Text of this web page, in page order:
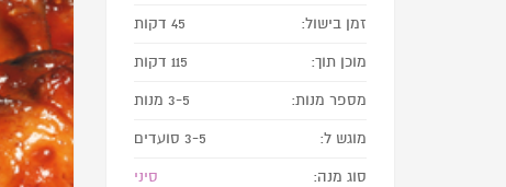
זמן בישול: 45 דקות
מוכן תוך: 115 דקות
מספר מנות: 3-5 מנות
מוגש ל: 3-5 סועדים
סוג מנה: סיני